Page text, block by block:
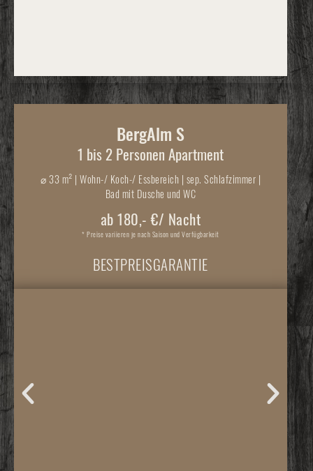
BergAlm S
1 bis 2 Personen Apartment
⌀ 33 m² | Wohn-/ Koch-/ Essbereich | sep. Schlafzimmer |
Bad mit Dusche und WC
ab 180,- €/ Nacht
* Preise variieren je nach Saison und Verfügbarkeit
BESTPREISGARANTIE